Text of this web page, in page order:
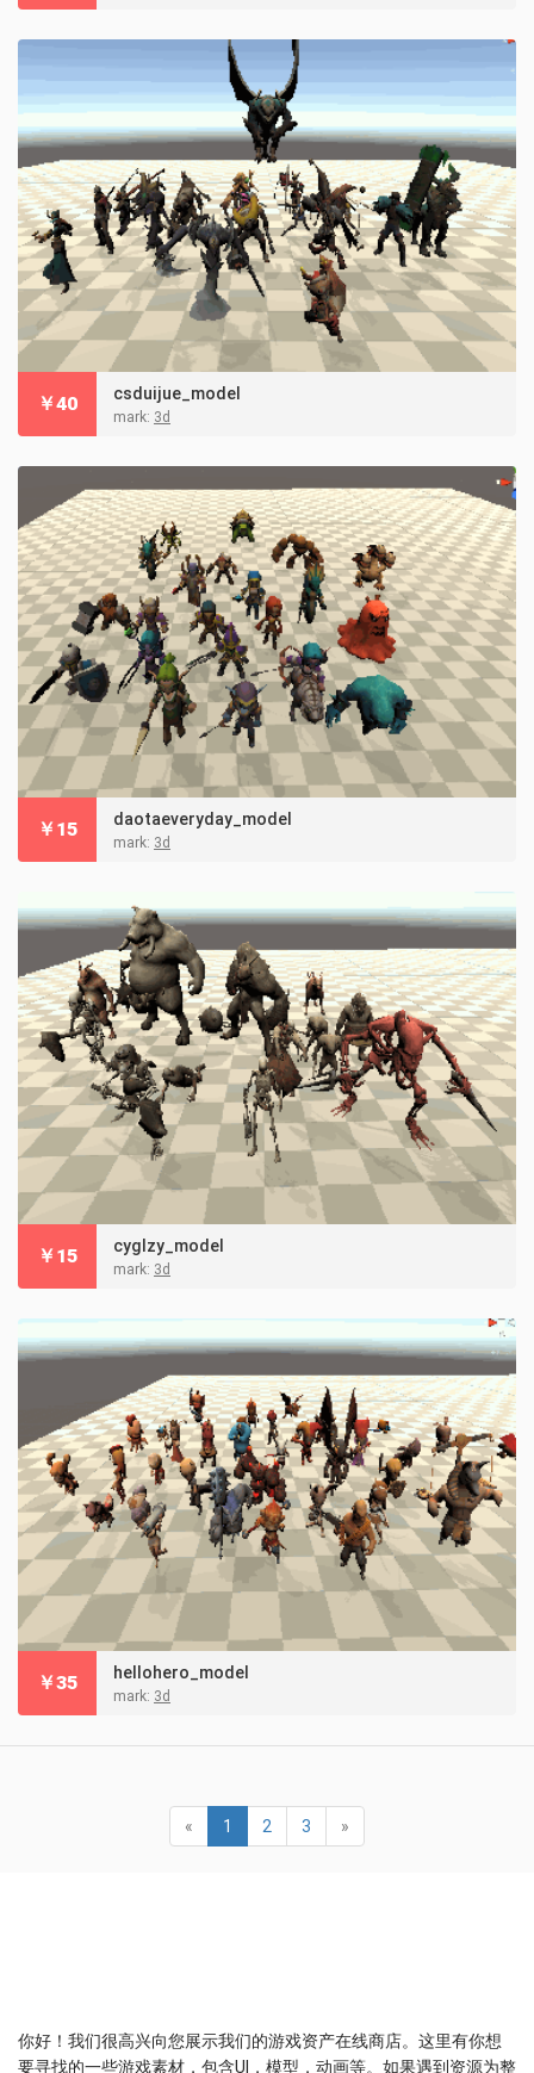
csduijue_model
mark: 3d
￥40
daotaeveryday_model
mark: 3d
￥15
cyglzy_model
mark: 3d
￥15
hellohero_model
mark: 3d
￥35
« 1 2 3 »
你好！我们很高兴向您展示我们的游戏资产在线商店。这里有你想
要寻找的一些游戏素材，包含UI，模型，动画等。如果遇到资源为整